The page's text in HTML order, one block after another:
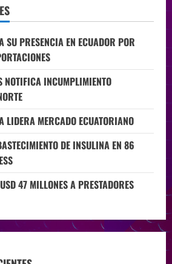
SU PRESENCIA EN ECUADOR POR
NOTIFICA INCUMPLIMIENTO
LIDERA MERCADO ECUATORIANO
DE INSULINA EN 86
47 MILLONES A PRESTADORES